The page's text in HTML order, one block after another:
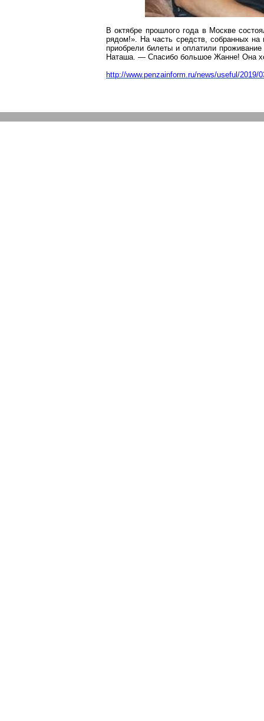
В октябре прошлого года в Москве
рядом!». На часть средств, собранных
приобрели билеты и оплатили
Наташа. — Спасибо большое Жанне! Она
http://www.penzainform.ru/news/useful/2019/